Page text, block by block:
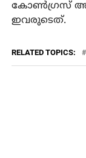
കോണ്‍ഗ്രസ്
ഇവരുടെത്.
RELATED TOPICS: